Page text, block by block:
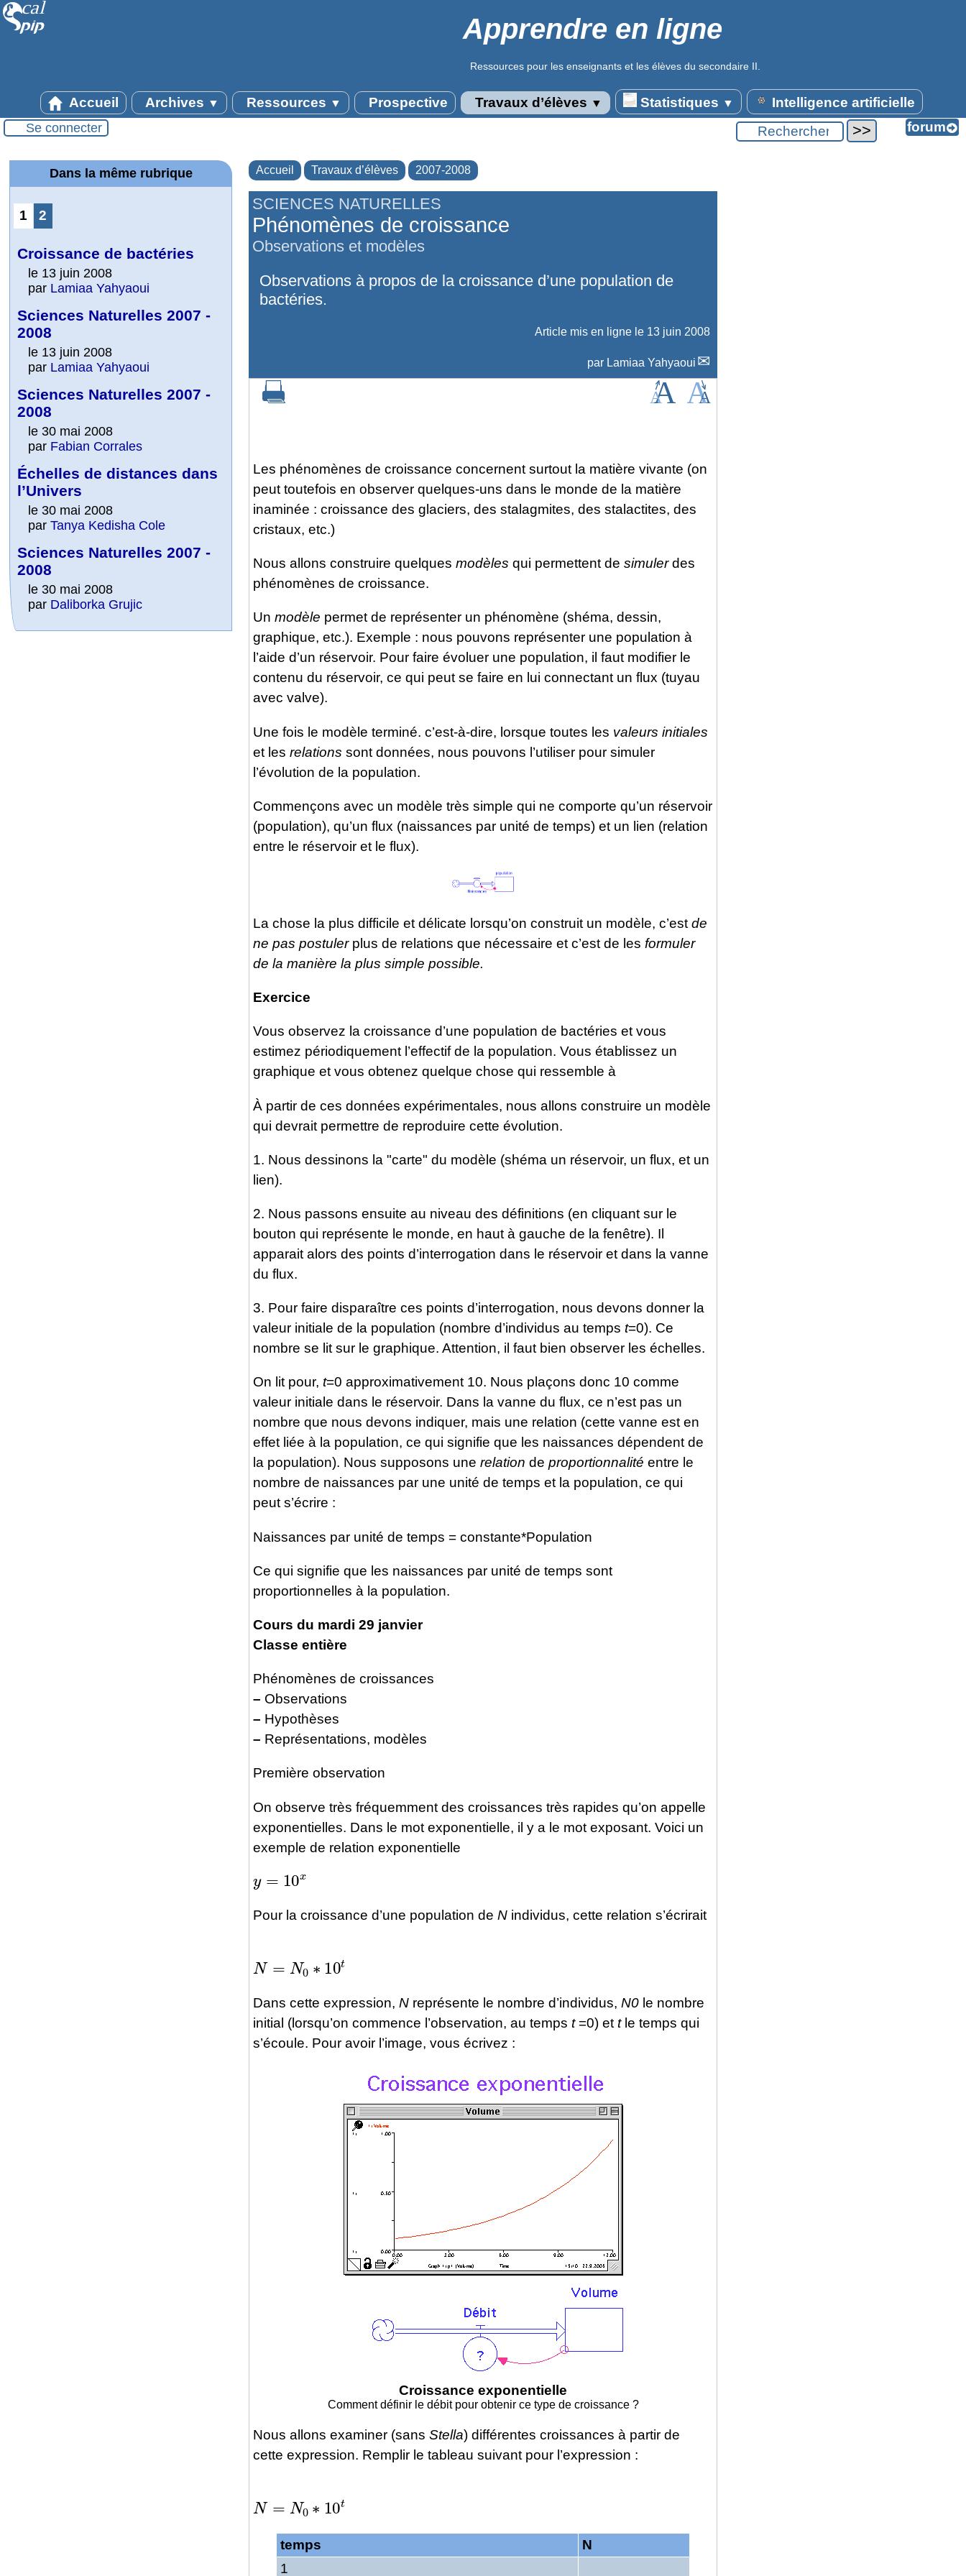
Apprendre en ligne
Ressources pour les enseignants et les élèves du secondaire II.
Accueil Archives ▼ Ressources ▼ Prospective Travaux d’élèves ▼ Statistiques ▼ Intelligence artificielle
Se connecter
Accueil Travaux d’élèves 2007-2008
SCIENCES NATURELLES
Phénomènes de croissance
Observations et modèles
Observations à propos de la croissance d’une population de
bactéries.
Article mis en ligne le 13 juin 2008
par Lamiaa Yahyaoui
Les phénomènes de croissance concernent surtout la matière vivante (on
peut toutefois en observer quelques-uns dans le monde de la matière
inaminée : croissance des glaciers, des stalagmites, des stalactites, des
cristaux, etc.)
Nous allons construire quelques modèles qui permettent de simulerdes
phénomènes de croissance.
Un modèle permet de représenter un phénomène (shéma, dessin,
graphique, etc.). Exemple : nous pouvons représenter une population à
l’aide d’un réservoir. Pour faire évoluer une population, il faut modifier le
contenu du réservoir, ce qui peut se faire en lui connectant un flux (tuyau
avec valve).
Une fois le modèle terminé. c’est-à-dire, lorsque toutes les valeurs initiales
et les relations sont données, nous pouvons l’utiliser pour simuler
l’évolution de la population.
Commençons avec un modèle très simple qui ne comporte qu’un réservoir
(population), qu’un flux (naissances par unité de temps) et un lien (relation
entre le réservoir et le flux).
La chose la plus difficile et délicate lorsqu’on construit un modèle, c’est de
ne pas postulerplus de relations que nécessaire et c’est de les formuler
de la manière la plus simple possible.
Exercice
Vous observez la croissance d’une population de bactéries et vous
estimez périodiquement l’effectif de la population. Vous établissez un
graphique et vous obtenez quelque chose qui ressemble à
À partir de ces données expérimentales, nous allons construire un modèle
qui devrait permettre de reproduire cette évolution.
1. Nous dessinons la "carte" du modèle (shéma un réservoir, un flux, et un
lien).
2. Nous passons ensuite au niveau des définitions (en cliquant sur le
bouton qui représente le monde, en haut à gauche de la fenêtre). Il
apparait alors des points d’interrogation dans le réservoir et dans la vanne
du flux.
3. Pour faire disparaître ces points d’interrogation, nous devons donner la
valeur initiale de la population (nombre d’individus au temps t=0). Ce
nombre se lit sur le graphique. Attention, il faut bien observer les échelles.
On lit pour, t=0 approximativement 10. Nous plaçons donc 10 comme
valeur initiale dans le réservoir. Dans la vanne du flux, ce n’est pas un
nombre que nous devons indiquer, mais une relation (cette vanne est en
effet liée à la population, ce qui signifie que les naissances dépendent de
la population). Nous supposons une relation de proportionnalité entre le
nombre de naissances par une unité de temps et la population, ce qui
peut s’écrire :
Naissances par unité de temps = constante*Population
Ce qui signifie que les naissances par unité de temps sont
proportionnelles à la population.
Cours du mardi 29 janvier
Classe entière
Phénomènes de croissances
– Observations
– Hypothèses
– Représentations, modèles
Première observation
On observe très fréquemment des croissances très rapides qu’on appelle
exponentielles. Dans le mot exponentielle, il y a le mot exposant. Voici un
exemple de relation exponentielle
10 x
Pour la croissance d’une population de N individus, cette relation s’écrirait
N= 0∗ 10t
Dans cette expression, N représente le nombre d’individus, N0 le nombre
initial (lorsqu’on commence l’observation, au temps t=0) ettle temps qui
s’écoule. Pour avoir l’image, vous écrivez :
Croissance exponentielle
Comment définir le débit pour obtenir ce type de croissance ?
Nous allons examiner (sans Stella) différentes croissances à partir de
cette expression. Remplir le tableau suivant pour l’expression :
N= 0∗ 10t
temps
N
1
Dans la même rubrique
1 2
Croissance de bactéries
le 13 juin 2008
par Lamiaa Yahyaoui
Sciences Naturelles 2007 -
2008
le 13 juin 2008
par Lamiaa Yahyaoui
Sciences Naturelles 2007 -
2008
le 30 mai 2008
par Fabian Corrales
Échelles de distances dans
l’Univers
le 30 mai 2008
parTanya Kedisha Cole
Sciences Naturelles 2007 -
2008
le 30 mai 2008
par Daliborka Grujic